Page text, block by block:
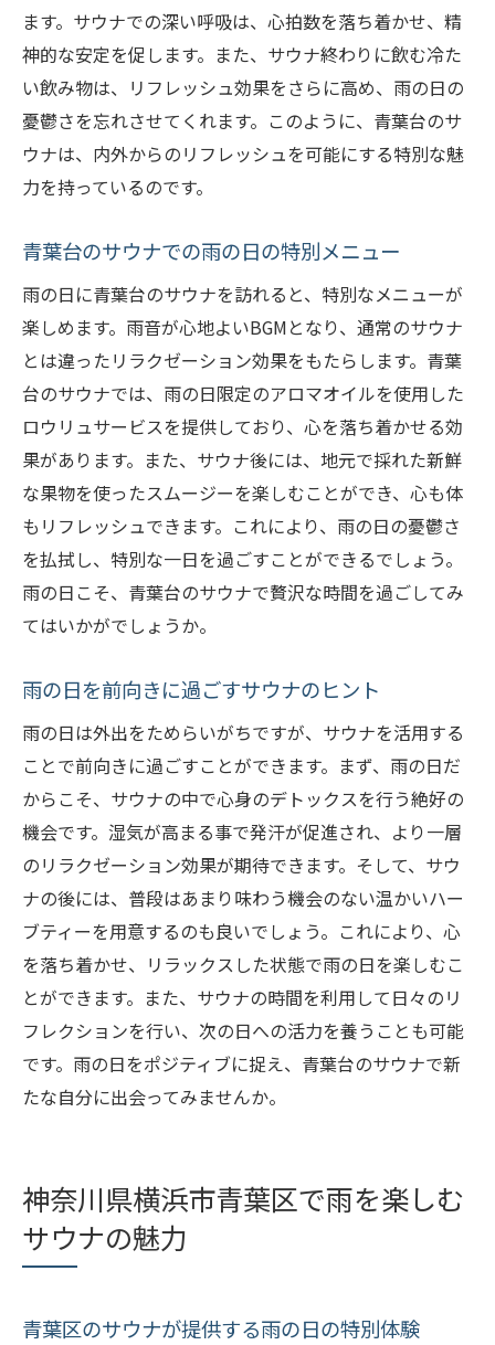
ます。サウナでの深い呼吸は、心拍数を落ち着かせ、精
神的な安定を促します。また、サウナ終わりに飲む冷た
い飲み物は、リフレッシュ効果をさらに高め、雨の日の
憂鬱さを忘れさせてくれます。このように、青葉台のサ
ウナは、内外からのリフレッシュを可能にする特別な魅
力を持っているのです。
青葉台のサウナでの雨の日の特別メニュー
雨の日に青葉台のサウナを訪れると、特別なメニューが
楽しめます。雨音が心地よいBGMとなり、通常のサウナ
とは違ったリラクゼーション効果をもたらします。青葉
台のサウナでは、雨の日限定のアロマオイルを使用した
ロウリュサービスを提供しており、心を落ち着かせる効
果があります。また、サウナ後には、地元で採れた新鮮
な果物を使ったスムージーを楽しむことができ、心も体
もリフレッシュできます。これにより、雨の日の憂鬱さ
を払拭し、特別な一日を過ごすことができるでしょう。
雨の日こそ、青葉台のサウナで贅沢な時間を過ごしてみ
てはいかがでしょうか。
雨の日を前向きに過ごすサウナのヒント
雨の日は外出をためらいがちですが、サウナを活用する
ことで前向きに過ごすことができます。まず、雨の日だ
からこそ、サウナの中で心身のデトックスを行う絶好の
機会です。湿気が高まる事で発汗が促進され、より一層
のリラクゼーション効果が期待できます。そして、サウ
ナの後には、普段はあまり味わう機会のない温かいハー
ブティーを用意するのも良いでしょう。これにより、心
を落ち着かせ、リラックスした状態で雨の日を楽しむこ
とができます。また、サウナの時間を利用して日々のリ
フレクションを行い、次の日への活力を養うことも可能
です。雨の日をポジティブに捉え、青葉台のサウナで新
たな自分に出会ってみませんか。
神奈川県横浜市青葉区で雨を楽しむ
サウナの魅力
青葉区のサウナが提供する雨の日の特別体験